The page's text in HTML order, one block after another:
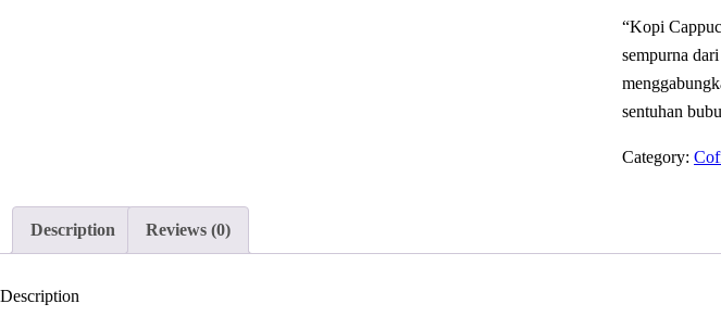
“Kopi
sempurna
sentuhan
Category:
Description Reviews (0)
Description